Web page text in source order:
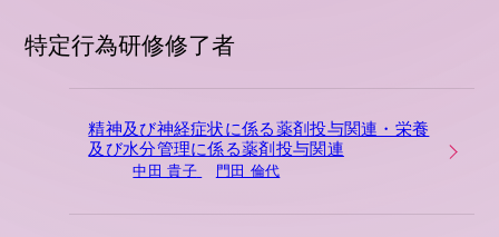
特定行為研修修了者
精神及び神経症状に係る薬剤投与関連・栄養
及び水分管理に係る薬剤投与関連
中田 貴子 門田 倫代